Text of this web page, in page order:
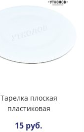
Тарелка плоская
пластиковая
15 руб.